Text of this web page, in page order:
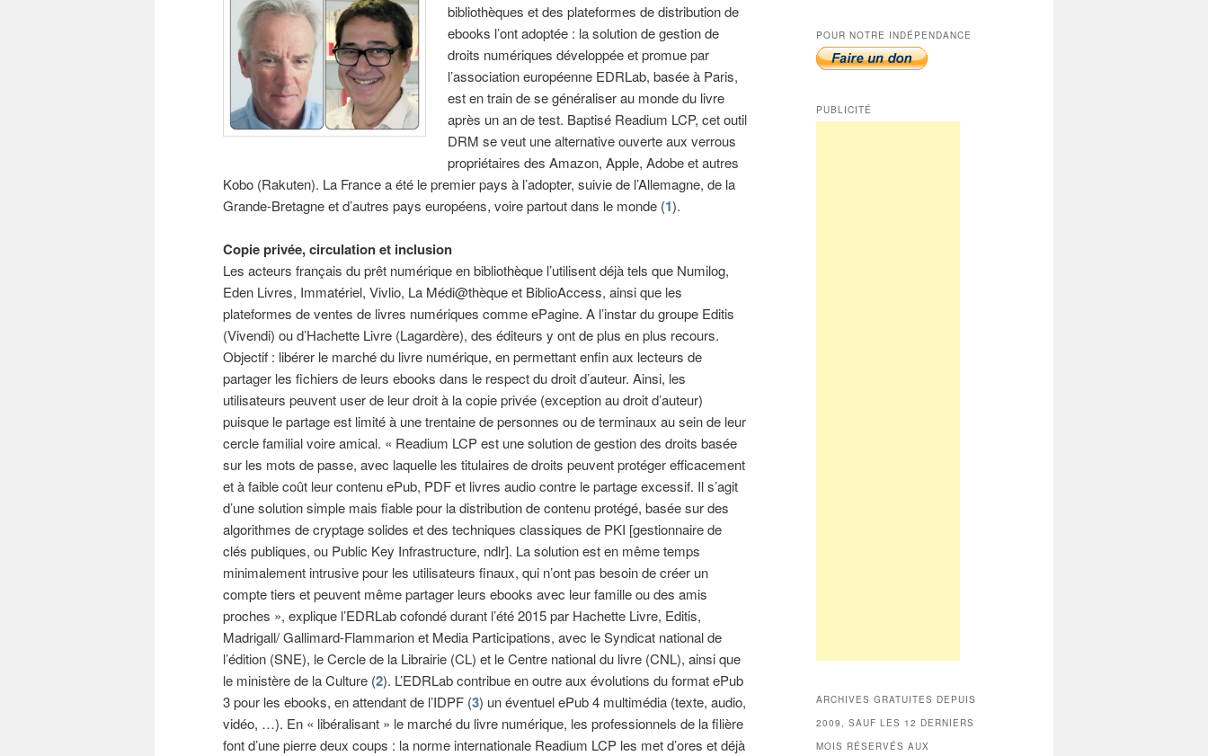
bibliothèques et des plateformes de distribution de
ebooks l’ont adoptée : la solution de gestion de
droits numériques développée et promue par
l’association européenne EDRLab, basée à Paris,
est en train de se généraliser au monde du livre
après un an de test. Baptisé Readium LCP, cet outil
DRM se veut une alternative ouverte aux verrous
propriétaires des Amazon, Apple, Adobe et autres
Kobo (Rakuten). La France a été le premier pays à l’adopter, suivie de l’Allemagne, de la
Grande-Bretagne et d’autres pays européens, voire partout dans le monde (1).
Copie privée, circulation et inclusion
Les acteurs français du prêt numérique en bibliothèque l’utilisent déjà tels que Numilog,
Eden Livres, Immatériel, Vivlio, La Médi@thèque et BiblioAccess, ainsi que les
plateformes de ventes de livres numériques comme ePagine. A l’instar du groupe Editis
(Vivendi) ou d’Hachette Livre (Lagardère), des éditeurs y ont de plus en plus recours.
Objectif : libérer le marché du livre numérique, en permettant enfin aux lecteurs de
partager les fichiers de leurs ebooks dans le respect du droit d’auteur. Ainsi, les
utilisateurs peuvent user de leur droit à la copie privée (exception au droit d’auteur)
puisque le partage est limité à une trentaine de personnes ou de terminaux au sein de leur
cercle familial voire amical. « Readium LCP est une solution de gestion des droits basée
sur les mots de passe, avec laquelle les titulaires de droits peuvent protéger efficacement
et à faible coût leur contenu ePub, PDF et livres audio contre le partage excessif. Il s’agit
d’une solution simple mais fiable pour la distribution de contenu protégé, basée sur des
algorithmes de cryptage solides et des techniques classiques de PKI [gestionnaire de
clés publiques, ou Public Key Infrastructure, ndlr]. La solution est en même temps
minimalement intrusive pour les utilisateurs finaux, qui n’ont pas besoin de créer un
compte tiers et peuvent même partager leurs ebooks avec leur famille ou des amis
proches », explique l’EDRLab cofondé durant l’été 2015 par Hachette Livre, Editis,
Madrigall/ Gallimard-Flammarion et Media Participations, avec le Syndicat national de
l’édition (SNE), le Cercle de la Librairie (CL) et le Centre national du livre (CNL), ainsi que
le ministère de la Culture (2). L’EDRLab contribue en outre aux évolutions du format ePub
3 pour les ebooks, en attendant de l’IDPF (3) un éventuel ePub 4 multimédia (texte, audio,
vidéo, …). En « libéralisant » le marché du livre numérique, les professionnels de la filière
font d’une pierre deux coups : la norme internationale Readium LCP les met d’ores et déjà
POUR NOTRE INDÉPENDANCE
PUBLICITÉ
ARCHIVES GRATUITES DEPUIS
2009, SAUF LES 12 DERNIERS
MOIS RÉSERVÉS AUX